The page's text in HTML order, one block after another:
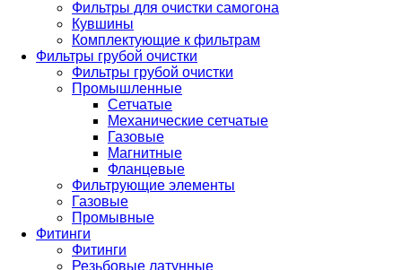
Фильтры для очистки самогона
Кувшины
Комплектующие к фильтрам
Фильтры грубой очистки
Фильтры грубой очистки
Промышленные
Сетчатые
Механические сетчатые
Газовые
Магнитные
Фланцевые
Фильтрующие элементы
Газовые
Промывные
Фитинги
Фитинги
Резьбовые латунные